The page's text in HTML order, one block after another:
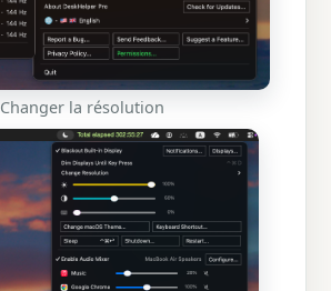
Changer la résolution